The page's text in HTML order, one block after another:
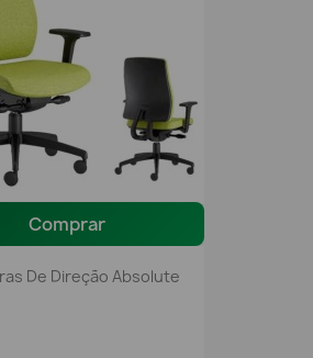
Comprar
De Direção Absolute